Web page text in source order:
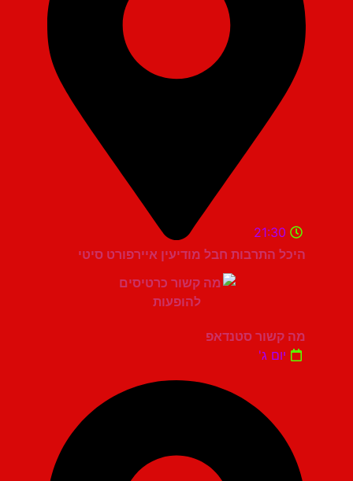
היכל התרבות חבל מודיעין איירפורט סיטי
21:30
מה קשור סטנדאפ
יום ג'